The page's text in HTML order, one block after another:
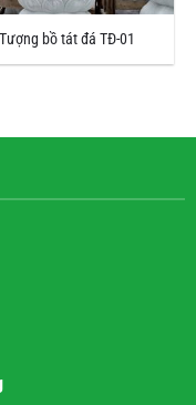
Tượng bồ tát đá TĐ-01